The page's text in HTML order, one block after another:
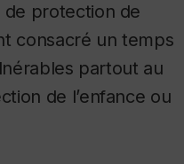
de protection de
consacré un temps
partout au
de l’enfance ou